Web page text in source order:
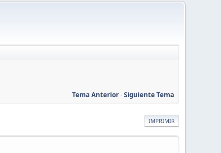
Tema Anterior-Siguiente Tema
IMPRIMIR